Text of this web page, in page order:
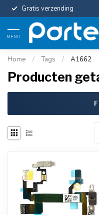
Gratis verzending
MENU
Home / Tags / A1662
Producten